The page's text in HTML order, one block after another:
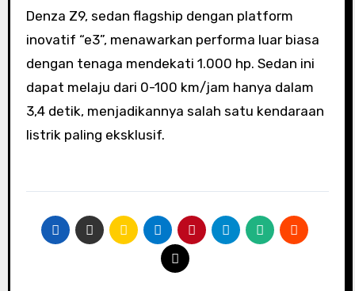
Denza Z9, sedan flagship dengan platform
inovatif “e3”, menawarkan performa luar biasa
dengan tenaga mendekati 1.000 hp. Sedan ini
dapat melaju dari 0-100 km/jam hanya dalam
3,4 detik, menjadikannya salah satu kendaraan
listrik paling eksklusif.